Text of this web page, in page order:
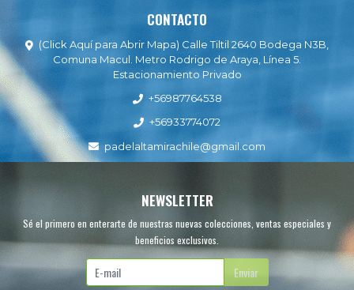
CONTACTO
(Click Aquí para Abrir Mapa) Calle Tiltil 2640 Bodega N3B,
Comuna Macul. Metro Rodrigo de Araya, Línea 5.
Estacionamiento Privado
+56987764538
+56933774072
padelaltamirachile@gmail.com
NEWSLETTER
Sé el primero en enterarte de nuestras nuevas colecciones, ventas especiales y
beneficios exclusivos.
Enviar